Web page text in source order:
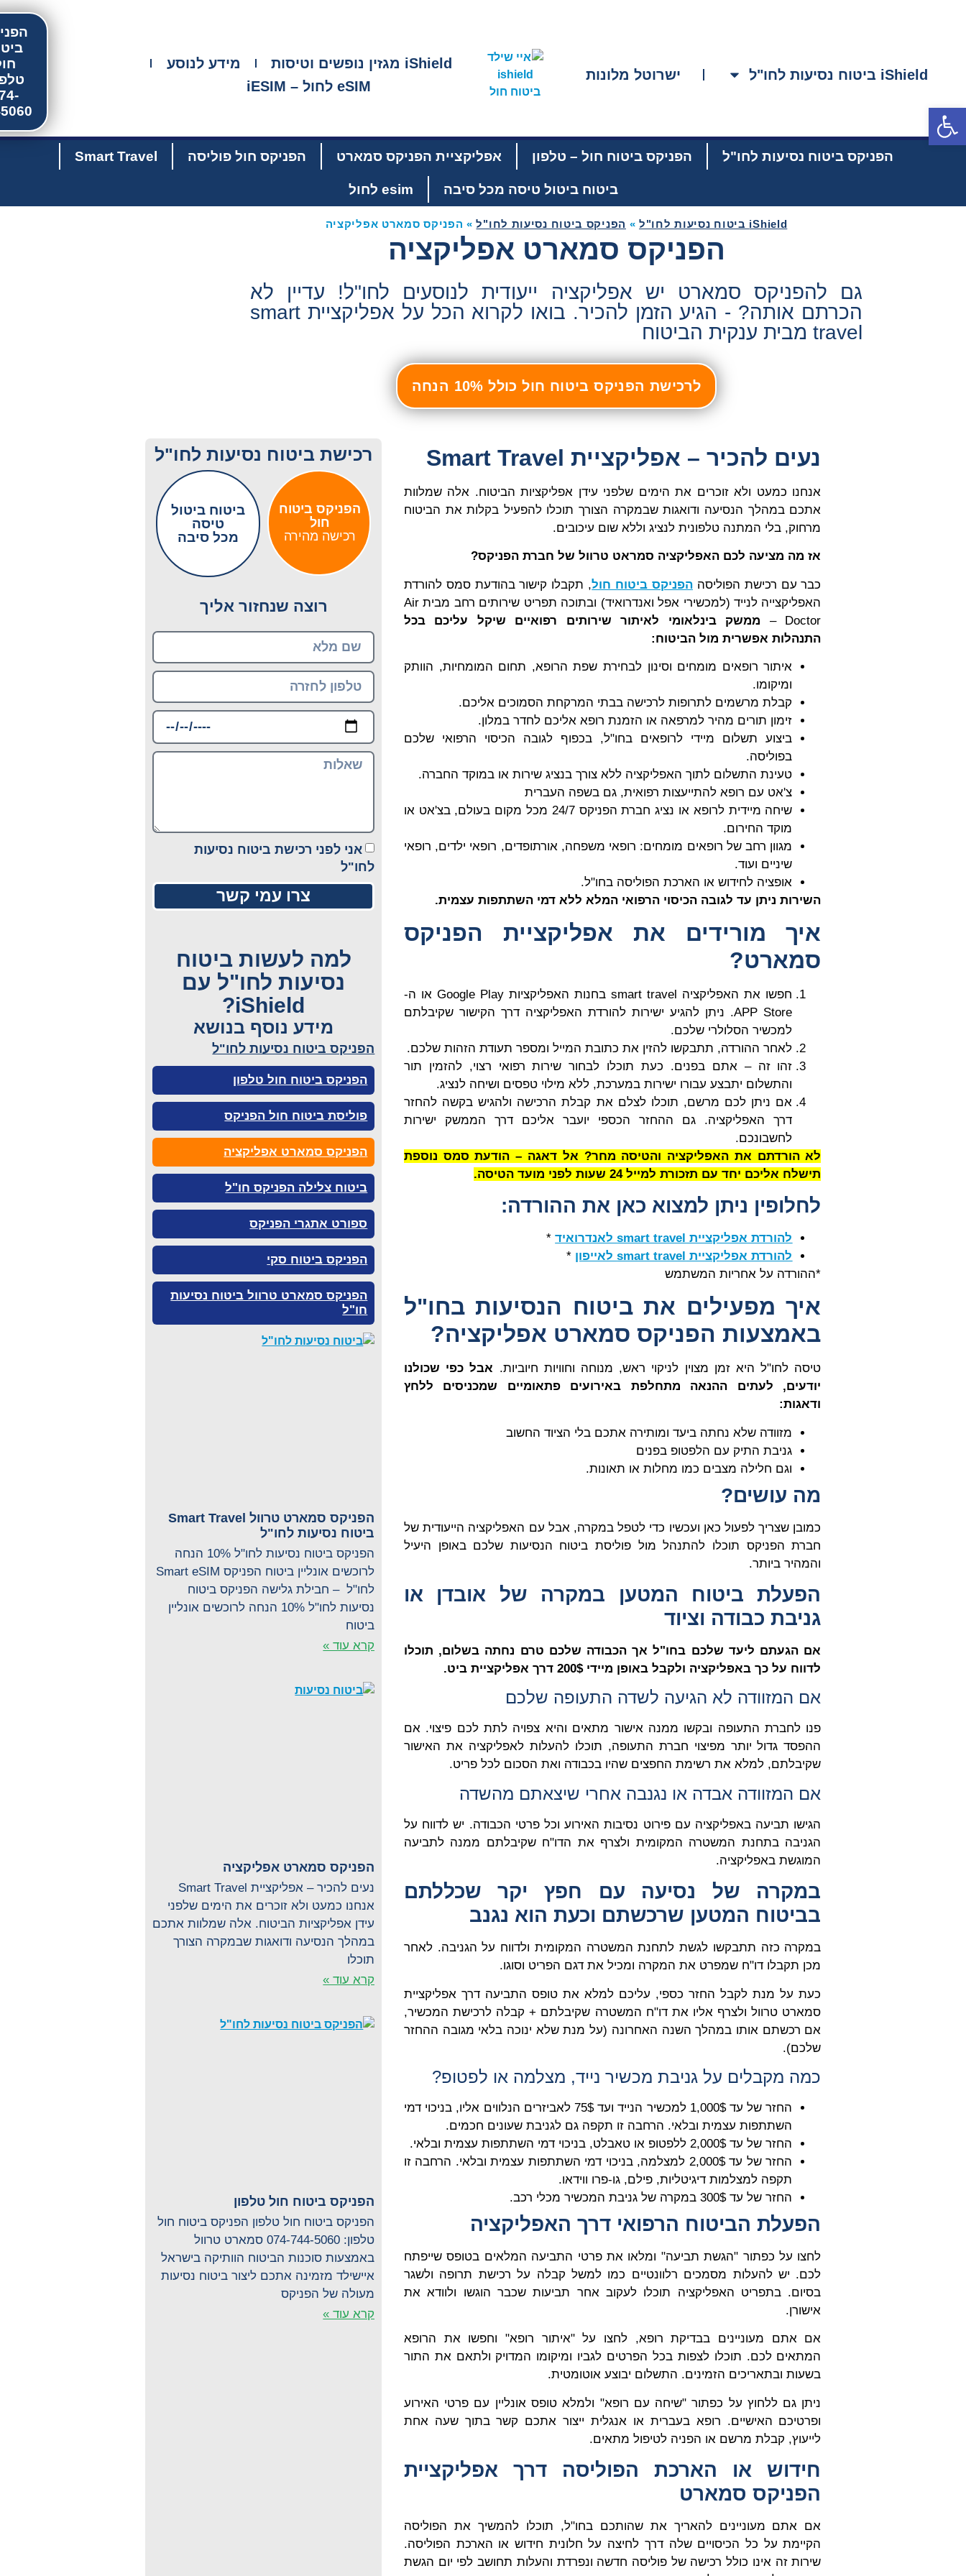
iShield ביטוח נסיעות לחו"ל ישרוטל מלונות
iShield מגזין נופשים וטיסות
מידע לנוסע
eSIM לחול – iESIM
הפניקס ביטוח נסיעות לחו"ל הפניקס ביטוח חול – טלפון אפליקציית הפניקס סמארט הפניקס חול פוליסה Smart Travel
ביטוח ביטול טיסה מכל סיבה esim לחול
iShield ביטוח נסיעות לחו"ל » הפניקס ביטוח נסיעות לחו"ל» הפניקס סמארט אפליקציה
הפניקס סמארט אפליקציה
גם להפניקס סמארט יש אפליקציה ייעודית לנוסעים לחו"ל! עדיין לא
הכרתם אותה? - הגיע הזמן להכיר. בואו לקרוא הכל על אפליקציית smart
travel מבית ענקית הביטוח
לרכישת הפניקס ביטוח חול כולל 10% הנחה
נעים להכיר – אפליקציית Smart Travel
אנחנו כמעט ולא זוכרים את הימים שלפני עידן אפליקציות הביטוח. אלה שמלוות
אתכם במהלך הנסיעה ודואגות שבמקרה הצורך תוכלו להפעיל בקלות את הביטוח
מרחוק, בלי המתנה טלפונית לנציג וללא שום עיכובים.
אז מה מציעה לכם האפליקציה סמראט טרוול של חברת הפניקס?
כבר עם רכישת הפוליסההפניקס ביטוח חול, תקבלו קישור בהודעת סמס להורדת
האפליקצייה לנייד (למכשירי אפל ואנדרואיד) ובתוכה תפריט שירותים רחב מבית Air
Doctor –
ממשק בינלאומי לאיתור שירותים רפואיים שיקל עליכם בכל
התנהלות אפשרית מול הביטוח:
איתור רופאים מומחים וסינון לבחירת שפת הרופא, תחום המומחיות, הוותק
ומיקומו.
קבלת מרשמים לתרופות לרכישה בבתי המרקחת הסמוכים אליכם.
זימון תורים מהיר למרפאה או הזמנת רופא אליכם לחדר במלון.
ביצוע תשלום מיידי לרופאים בחו"ל, בכפוף לגובה הכיסוי הרפואי שלכם
בפוליסה.
טעינת התשלום לתוך האפליקציה ללא צורך בנציג שירות או במוקד החברה.
צ'אט עם רופא להתייעצות רפואית, גם בשפה העברית
שיחה מיידית לרופא או נציג חברת הפניקס 24/7 מכל מקום בעולם, בצ'אט או
מוקד החירום.
מגוון רחב של רופאים מומחים: רופאי משפחה, אורתופדים, רופאי ילדים, רופאי
שיניים ועוד.
אופציה לחידוש או הארכת הפוליסה בחו"ל.
השירות ניתן עד לגובה הכיסוי הרפואי המלא ללא דמי השתתפות עצמית.
איך מורידים את אפליקציית הפניקס
סמארט?
חפשו את האפליקציה smart travel בחנות האפליקציות Google Play או ה-
APP Store. ניתן להגיע ישירות להורדת האפליקציה דרך הקישור שקיבלתם
למכשיר הסלולרי שלכם.
לאחר ההורדה, תתבקשו להזין את כתובת המייל ומספר תעודת הזהות שלכם.
זהו זה – אתם בפנים. כעת תוכלו לבחור שירות רפואי רצוי, להזמין תור
והתשלום יתבצע עבורו ישירות במערכת, ללא מילוי טפסים ושיחה לנציג.
אם ניתן לכם מרשם, תוכלו לצלם את קבלת הרכישה ולהגיש בקשה להחזר
דרך האפליקציה. גם ההחזר הכספי יועבר אליכם דרך הממשק ישירות
לחשבונכם.
לא הורדתם את האפליקציה והטיסה מחר? אל דאגה – הודעת סמס נוספת
תישלח אליכם יחד עם תזכורת למייל 24 שעות לפני מועד הטיסה.
לחלופין ניתן למצוא כאן את ההורדה:
להורדת אפליקציית smart travel לאנדרואיד
*
להורדת אפליקציית smart travel לאייפון
*
*ההורדה על אחריות המשתמש
איך מפעילים את ביטוח הנסיעות בחו"ל
באמצעות הפניקס סמארט אפליקציה?
טיסה לחו"ל היא זמן מצוין לניקוי ראש, מנוחה וחוויות חיוביות. אבל כפי שכולנו
יודעים, לעתים ההנאה מתחלפת באירועים פתאומיים שמכניסים ללחץ
ודאגות:
מזוודה שלא נחתה ביעד ומותירה אתכם בלי הציוד החשוב
גניבת התיק עם הלפטופ בפנים
וגם חלילה מצבים כמו מחלות או תאונות.
מה עושים?
כמובן שצריך לפעול כאן ועכשיו כדי לטפל במקרה, אבל עם האפליקציה הייעודית של
חברת הפניקס תוכלו להתנהל מול פוליסת ביטוח הנסיעות שלכם באופן היעיל
והמהיר ביותר.
הפעלת ביטוח המטען במקרה של אובדן או
גניבת כבודה וציוד
אם הגעתם ליעד שלכם בחו"ל אך הכבודה שלכם טרם נחתה בשלום, תוכלו
לדווח על כך באפליקציה ולקבל באופן מיידי 200$ דרך אפליקציית ביט.
אם המזוודה לא הגיעה לשדה התעופה שלכם
פנו לחברת התעופה ובקשו ממנה אישור מתאים והיא צפויה לתת לכם פיצוי. אם
ההפסד גדול יותר מפיצוי חברת התעופה, תוכלו להעלות לאפליקציה את האישור
שקיבלתם, למלא את רשימת החפצים שהיו בכבודה ואת הסכום לכל פריט.
אם המזוודה אבדה או נגנבה אחרי שיצאתם מהשדה
הגישו תביעה באפליקציה עם פירוט נסיבות האירוע וכל פרטי הכבודה. יש לדווח על
הגניבה בתחנת המשטרה המקומית ולצרף את הדו"ח שקיבלתם ממנה לתביעה
המוגשת באפליקציה.
במקרה של נסיעה עם חפץ יקר שכללתם
בביטוח המטען שרכשתם וכעת הוא נגנב
במקרה כזה תתבקשו לגשת לתחנת המשטרה המקומית ולדווח על הגניבה. לאחר
מכן תקבלו דו"ח שמפרט את המקרה ומכיל את דגם הפריט וסוגו.
כעת על מנת לקבל החזר כספי, עליכם למלא את טופס התביעה דרך אפליקציית
סמארט טרוול ולצרף אליו את דו"ח המשטרה שקיבלתם + קבלה לרכישת המכשיר,
אם רכשתם אותו במהלך השנה האחרונה (על מנת שלא ינוכה בלאי מגובה ההחזר
שלכם).
כמה מקבלים על גניבת מכשיר נייד, מצלמה או לפטופ?
החזר של עד 1,000$ למכשיר הנייד ועד 75$ לאביזרים הנלווים אליו, בניכוי דמי
השתתפות עצמית ובלאי. הרחבה זו תקפה גם לגניבת שעונים חכמים.
החזר של עד 2,000$ ללפטופ או טאבלט, בניכוי דמי השתתפות עצמית ובלאי.
החזר של עד 2,000$ למצלמה, בניכוי דמי השתתפות עצמית ובלאי. הרחבה זו
תקפה למצלמות דיגיטליות, פילם, גו-פרו ווידאו.
החזר של עד 300$ במקרה של גניבת המכשיר מכלי רכב.
הפעלת הביטוח הרפואי דרך האפליקציה
לחצו על כפתור "הגשת תביעה" ומלאו את פרטי התביעה המלאים בטופס שייפתח
לכם. יש להעלות מסמכים רלוונטיים כמו למשל קבלה על רכישת תרופה ולשגר
בסיום. בתפריט האפליקציה תוכלו לעקוב אחר תביעות שכבר הוגשו ולוודא את
אישורן.
אם אתם מעוניינים בבדיקת רופא, לחצו על "איתור רופא" וחפשו את הרופא
המתאים לכם. תוכלו לצפות בכל הפרטים לגביו ומיקומו המדויק ולתאם את התור
בשעות ובתאריכים הזמינים. התשלום יבוצע אוטומטית.
ניתן גם ללחוץ על כפתור "שיחה עם רופא" ולמלא טופס אונליין עם פרטי האירוע
ופרטיכם האישיים. רופא בעברית או אנגלית ייצור אתכם קשר בתוך שעה אחת
לייעוץ, קבלת מרשם או הפניה לטיפול מתאים.
חידוש או הארכת הפוליסה דרך אפליקציית
הפניקס סמארט
אם אתם מעוניינים להאריך את שהותכם בחו"ל, תוכלו להמשיך את הפוליסה
הקיימת על כל הכיסויים שלה דרך לחיצה על חלונית חידוש או הארכת הפוליסה.
שירות זה אינו כולל רכישה של פוליסה חדשה ונפרדת והעלות תחושב לפי יום הגשת
רכישת ביטוח נסיעות לחו"ל
הפניקס ביטוח
חול
רכישה מהירה
ביטוח ביטול
טיסה
מכל סיבה
רוצה שנחזור אליך
אני לפני רכישת ביטוח נסיעות
לחו"ל
צרו עמי קשר
למה לעשות ביטוח
נסיעות לחו"ל עם
iShield?
מידע נוסף בנושא
הפניקס ביטוח נסיעות לחו"ל
הפניקס ביטוח חול טלפון
פוליסת ביטוח חול הפניקס
הפניקס סמארט אפליקציה
ביטוח צלילה הפניקס חו"ל
ספורט אתגרי הפניקס
הפניקס ביטוח סקי
הפניקס סמארט טרוול ביטוח נסיעות
חו"ל
הפניקס סמארט טרוול Smart Travel
ביטוח נסיעות לחו"ל
הפניקס ביטוח נסיעות לחו"ל 10% הנחה
לרוכשים אונליין ביטוח הפניקס Smart eSIM
לחו"ל – חבילת גלישה הפניקס ביטוח
נסיעות לחו"ל 10% הנחה לרוכשים אונליין
ביטוח
קרא עוד »
הפניקס סמארט אפליקציה
נעים להכיר – אפליקציית Smart Travel
אנחנו כמעט ולא זוכרים את הימים שלפני
עידן אפליקציות הביטוח. אלה שמלוות אתכם
במהלך הנסיעה ודואגות שבמקרה הצורך
תוכלו
קרא עוד »
הפניקס ביטוח חול טלפון
הפניקס ביטוח חול טלפון הפניקס ביטוח חול
טלפון: 074-744-5060 סמארט טרוול
באמצעות סוכנות הביטוח הוותיקה בישראל
איישילד מזמינה אתכם ליצור ביטוח נסיעות
מעולה של הפניקס
קרא עוד »
פתח סרגל נגישות